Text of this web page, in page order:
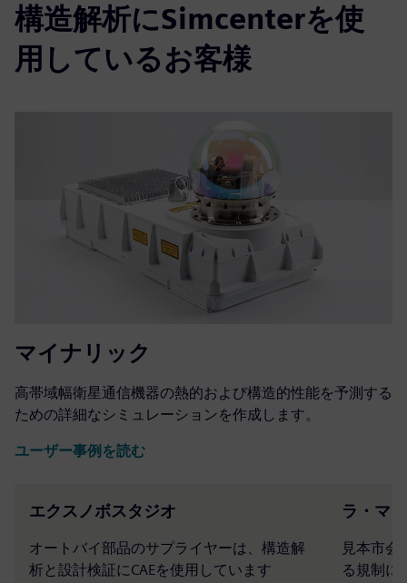
構造解析にSimcenterを使
用しているお客様
マイナリック
高帯域幅衛星通信機器の熱的および構造的性能を予測する
ための詳細なシミュレーションを作成します。
ユーザー事例を読む
エクスノボスタジオ
オートバイ部品のサプライヤーは、構造解
析と設計検証にCAEを使用しています
ラ・マ
見本市会
る規制に